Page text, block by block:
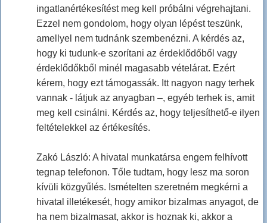
ingatlanértékesítést meg kell próbálni végrehajtani.
Ezzel nem gondolom, hogy olyan lépést teszünk,
amellyel nem tudnánk szembenézni. A kérdés az,
hogy ki tudunk-e szorítani az érdeklődőből vagy
érdeklődőkből minél magasabb vételárat. Ezért
kérem, hogy ezt támogassák. Itt nagyon nagy terhek
vannak - látjuk az anyagban –, egyéb terhek is, amit
meg kell csinálni. Kérdés az, hogy teljesíthető-e ilyen
feltételekkel az értékesítés.
Zakó László: A hivatal munkatársa engem felhívott
tegnap telefonon. Tőle tudtam, hogy lesz ma soron
kívüli közgyűlés. Ismételten szeretném megkérni a
hivatal illetékesét, hogy amikor bizalmas anyagot, de
ha nem bizalmasat, akkor is hoznak ki, akkor a